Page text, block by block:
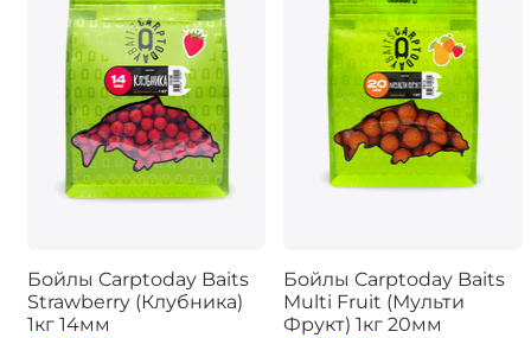
Бойлы Carptoday Baits
Strawberry (Клубника)
1кг 14мм
Бойлы Carptoday Baits
Multi Fruit (Мульти
Фрукт) 1кг 20мм